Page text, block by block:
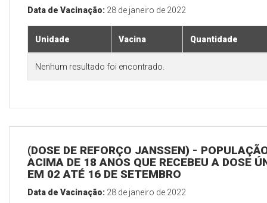
Data de Vacinação: 28 de janeiro de 2022
Unidade Vacina Quantidade
Nenhum resultado foi encontrado.
(DOSE DE REFORÇO JANSSEN) -
ACIMA DE 18 ANOS QUE RECEBEU A DOSE
EM 02 ATÉ 16 DE SETEMBRO
Data de Vacinação: 28 de janeiro de 2022